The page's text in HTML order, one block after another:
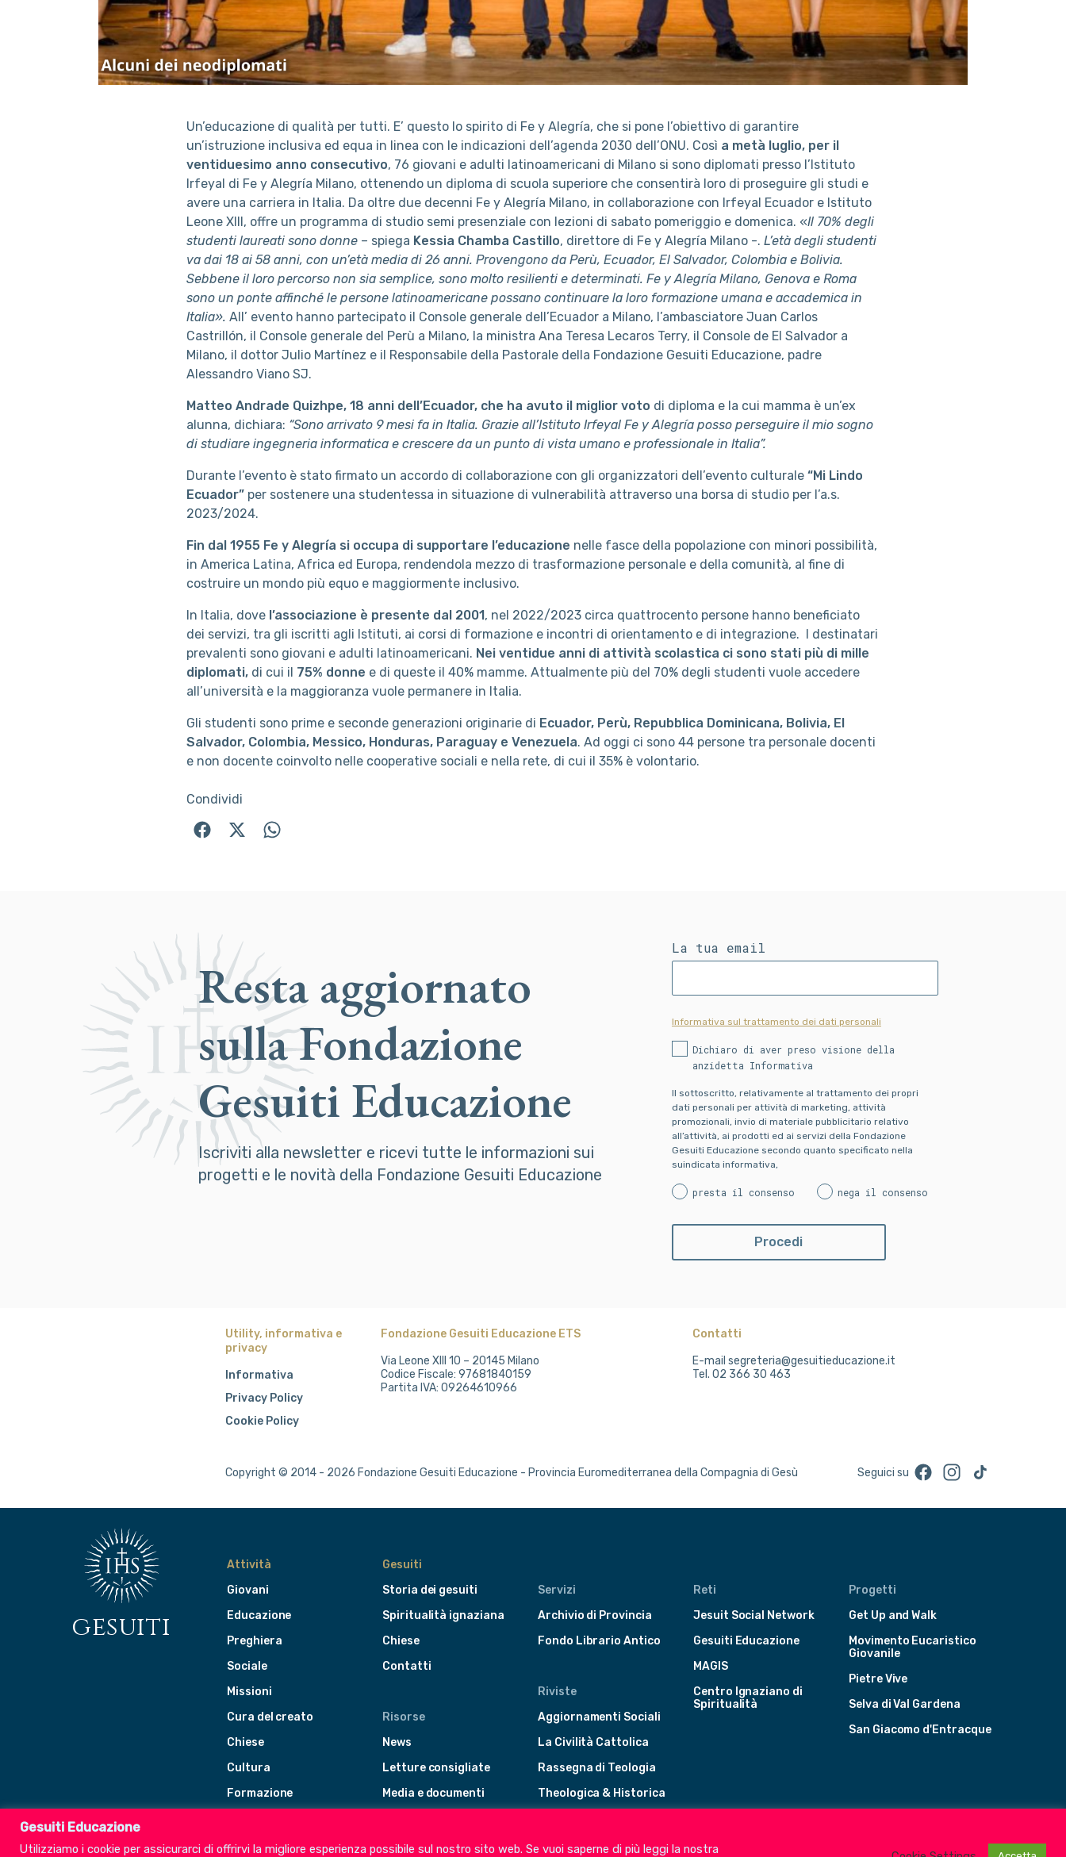
Un’educazione di qualità per tutti. E’ questo lo spirito di Fe y Alegría, che si pone l’obiettivo di garantire
un’istruzione inclusiva ed equa in linea con le indicazioni dell’agenda 2030 dell’ONU. Così a metà luglio, per il
ventiduesimo anno consecutivo, 76 giovani e adulti latinoamericani di Milano si sono diplomati presso l’Istituto
Irfeyal di Fe y Alegría Milano, ottenendo un diploma di scuola superiore che consentirà loro di proseguire gli studi e
avere una carriera in Italia. Da oltre due decenni Fe y Alegría Milano, in collaborazione con Irfeyal Ecuador e Istituto
Leone XIII, offre un programma di studio semi presenziale con lezioni di sabato pomeriggio e domenica. «Il 70% degli
studenti laureati sono donne – spiega Kessia Chamba Castillo, direttore di Fe y Alegría Milano -. L’età degli studenti
va dai 18 ai 58 anni, con un’età media di 26 anni. Provengono da Perù, Ecuador, El Salvador, Colombia e Bolivia.
Sebbene il loro percorso non sia semplice, sono molto resilienti e determinati. Fe y Alegría Milano, Genova e Roma
sono un ponte affinché le persone latinoamericane possano continuare la loro formazione umana e accademica in
Italia». All’ evento hanno partecipato il Console generale dell’Ecuador a Milano, l’ambasciatore Juan Carlos
Castrillón, il Console generale del Perù a Milano, la ministra Ana Teresa Lecaros Terry, il Console de El Salvador a
Milano, il dottor Julio Martínez e il Responsabile della Pastorale della Fondazione Gesuiti Educazione, padre
Alessandro Viano SJ.
Matteo Andrade Quizhpe, 18 anni dell’Ecuador, che ha avuto il miglior voto di diploma e la cui mamma è un’ex
alunna, dichiara: “Sono arrivato 9 mesi fa in Italia. Grazie all’Istituto Irfeyal Fe y Alegría posso perseguire il mio sogno
di studiare ingegneria informatica e crescere da un punto di vista umano e professionale in Italia”.
Durante l’evento è stato firmato un accordo di collaborazione con gli organizzatori dell’evento culturale “Mi Lindo
Ecuador” per sostenere una studentessa in situazione di vulnerabilità attraverso una borsa di studio per l’a.s.
2023/2024.
Fin dal 1955 Fe y Alegría si occupa di supportare l’educazione nelle fasce della popolazione con minori possibilità,
in America Latina, Africa ed Europa, rendendola mezzo di trasformazione personale e della comunità, al fine di
costruire un mondo più equo e maggiormente inclusivo.
In Italia, dove l’associazione è presente dal 2001, nel 2022/2023 circa quattrocento persone hanno beneficiato
dei servizi, tra gli iscritti agli Istituti, ai corsi di formazione e incontri di orientamento e di integrazione. I destinatari
prevalenti sono giovani e adulti latinoamericani. Nei ventidue anni di attività scolastica ci sono stati più di mille
diplomati, di cui il 75% donne e di queste il 40% mamme. Attualmente più del 70% degli studenti vuole accedere
all’università e la maggioranza vuole permanere in Italia.
Gli studenti sono prime e seconde generazioni originarie di Ecuador, Perù, Repubblica Dominicana, Bolivia, El
Salvador, Colombia, Messico, Honduras, Paraguay e Venezuela. Ad oggi ci sono 44 persone tra personale docenti
e non docente coinvolto nelle cooperative sociali e nella rete, di cui il 35% è volontario.
Condividi
Resta aggiornato
sulla Fondazione
Gesuiti Educazione
Iscriviti alla newsletter e ricevi tutte le informazioni sui
progetti e le novità della Fondazione Gesuiti Educazione
La tua email
Informativa sul trattamento dei dati personali
Dichiaro di aver preso visione della
anzidetta Informativa
Il sottoscritto, relativamente al trattamento dei propri
dati personali per attività di marketing, attività
promozionali, invio di materiale pubblicitario relativo
all’attività, ai prodotti ed ai servizi della Fondazione
Gesuiti Educazione secondo quanto specificato nella
suindicata informativa,
presta il consenso nega il consenso
Utility, informativa e
privacy
Informativa
Privacy Policy
Cookie Policy
Fondazione Gesuiti Educazione ETS
Via Leone XIII 10 – 20145 Milano
Codice Fiscale: 97681840159
Partita IVA: 09264610966
Contatti
E-mail segreteria@gesuitieducazione.it
Tel. 02 366 30 463
Copyright © 2014 - 2026 Fondazione Gesuiti Educazione - Provincia Euromediterranea della Compagnia di Gesù Seguici su FacebookInstagram
TikTok
gesuiti
Attività
Giovani
Educazione
Preghiera
Sociale
Missioni
Cura del creato
Chiese
Cultura
Formazione
Gesuiti
Storia dei gesuiti
Spiritualità ignaziana
Chiese
Contatti
Risorse
News
Letture consigliate
Media e documenti
Servizi
Archivio di Provincia
Fondo Librario Antico
Riviste
Aggiornamenti Sociali
La Civilità Cattolica
Rassegna di Teologia
Theologica & Historica
Reti
Jesuit Social Network
Gesuiti Educazione
MAGIS
Centro Ignaziano di
Spiritualità
Progetti
Get Up and Walk
Movimento Eucaristico
Giovanile
Pietre Vive
Selva di Val Gardena
San Giacomo d'Entracque
Gesuiti Educazione
Utilizziamo i cookie per assicurarci di offrirvi la migliore esperienza possibile sul nostro sito web. Se vuoi saperne di più leggi la nostra